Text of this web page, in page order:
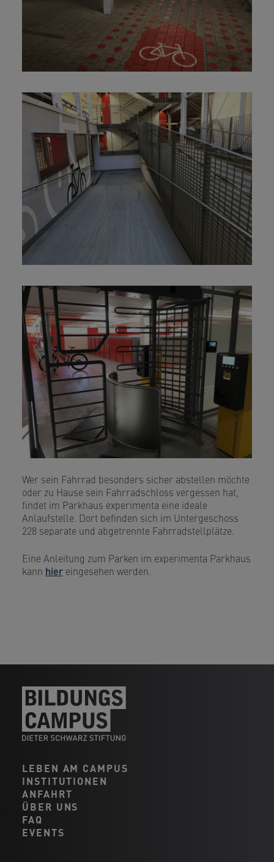
Wer sein Fahrrad besonders sicher abstellen möchte
oder zu Hause sein Fahrradschloss vergessen hat,
findet im Parkhaus experimenta eine ideale
Anlaufstelle. Dort befinden sich im Untergeschoss
228 separate und abgetrennte Fahrradstellplätze.
Eine Anleitung zum Parken im experimenta Parkhaus
kann hier eingesehen werden.
LEBEN AM CAMPUS
INSTITUTIONEN
ANFAHRT
ÜBER UNS
FAQ
EVENTS